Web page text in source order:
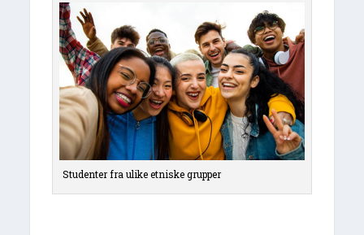
Studenter fra ulike etniske grupper